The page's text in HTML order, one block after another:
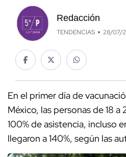
Redacción
TENDENCIAS 28/07/
En el primer día de
México, las personas de 18 a
100% de asistencia, incluso
llegaron a 140%, según las